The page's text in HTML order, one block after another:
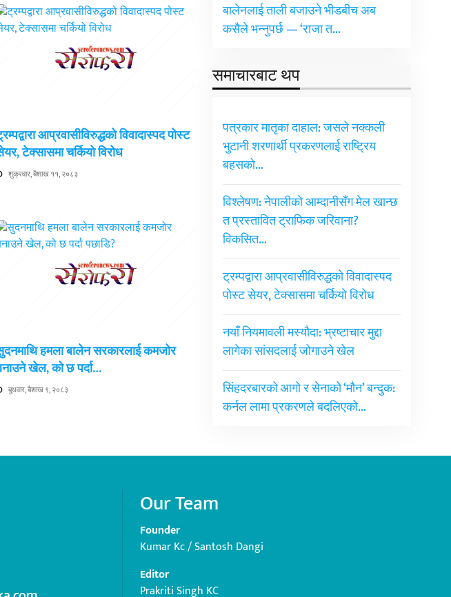
आप्रवासीविरुद्धको विवादास्पद पोस्ट
टेक्सासमा चर्कियो विरोध
शुक्रवार, बैशाख ११, २०८३
हमला बालेन सरकारलाई कमजोर
खेल, को छ पर्दा…
बुधवार, बैशाख ९, २०८३
बालेनलाई ताली बजाउने भीडबीच अब
कसैले भन्नुपर्छ — ‘राजा त…
समाचारबाट थप
पत्रकार मातृका दाहाल: जसले नक्कली
भुटानी शरणार्थी प्रकरणलाई राष्ट्रिय
बहसको…
विश्लेषण: नेपालीको आम्दानीसँग मेल खान्छ
त प्रस्तावित ट्राफिक जरिवाना?
विकसित…
ट्रम्पद्वारा आप्रवासीविरुद्धको विवादास्पद
पोस्ट सेयर, टेक्सासमा चर्कियो विरोध
नयाँ नियमावली मस्यौदा: भ्रष्टाचार मुद्दा
लागेका सांसदलाई जोगाउने खेल
सिंहदरबारको आगो र सेनाको ‘मौन’ बन्दुक:
कर्नल लामा प्रकरणले बदलिएको…
Our Team
Founder
Kumar Kc / Santosh Dangi
Editor
Prakriti Singh KC